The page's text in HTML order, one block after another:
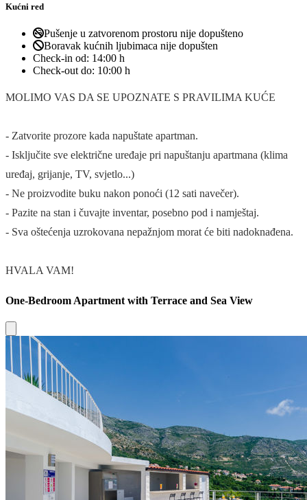
Kućni red
Pušenje u zatvorenom prostoru nije dopušteno
Boravak kućnih ljubimaca nije dopušten
Check-in od: 14:00 h
Check-out do: 10:00 h
MOLIMO VAS DA SE UPOZNATE S PRAVILIMA KUĆE
- Zatvorite prozore kada napuštate apartman.
- Isključite sve električne uređaje pri napuštanju apartmana (klima
uređaj, grijanje, TV, svjetlo...)
- Ne proizvodite buku nakon ponoći (12 sati navečer).
- Pazite na stan i čuvajte inventar, posebno pod i namještaj.
- Sva oštećenja uzrokovana nepažnjom morat će biti nadoknađena.
HVALA VAM!
One-Bedroom Apartment with Terrace and Sea View
Close modal